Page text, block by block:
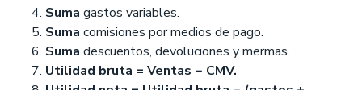
Suma gastos variables.
Suma comisiones por medios de pago.
Suma descuentos, devoluciones y mermas.
Utilidad bruta = Ventas − CMV.